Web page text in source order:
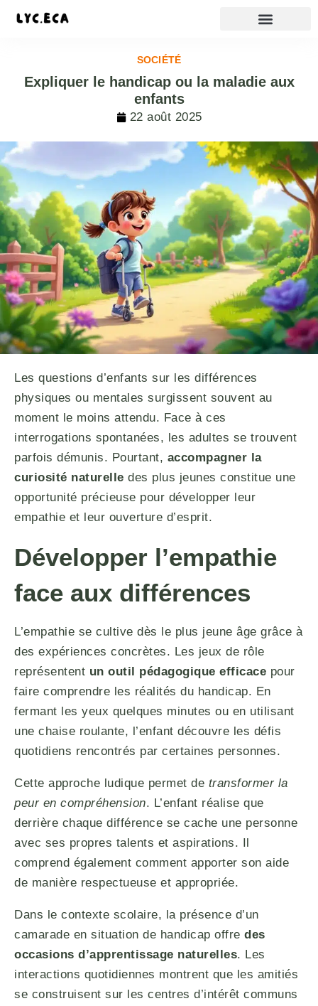
SOCIÉTÉ
Expliquer le handicap ou la maladie aux
enfants
22 août 2025
Les questions d’enfants sur les différences
physiques ou mentales surgissent souvent au
moment le moins attendu. Face à ces
interrogations spontanées, les adultes se trouvent
parfois démunis. Pourtant, accompagner la
curiosité naturelle des plus jeunes constitue une
opportunité précieuse pour développer leur
empathie et leur ouverture d’esprit.
Développer l’empathie
face aux différences
L’empathie se cultive dès le plus jeune âge grâce à
des expériences concrètes. Les jeux de rôle
représentent un outil pédagogique efficace pour
faire comprendre les réalités du handicap. En
fermant les yeux quelques minutes ou en utilisant
une chaise roulante, l’enfant découvre les défis
quotidiens rencontrés par certaines personnes.
Cette approche ludique permet de transformer la
peur en compréhension. L’enfant réalise que
derrière chaque différence se cache une personne
avec ses propres talents et aspirations. Il
comprend également comment apporter son aide
de manière respectueuse et appropriée.
Dans le contexte scolaire, la présence d’un
camarade en situation de handicap offre des
occasions d’apprentissage naturelles. Les
interactions quotidiennes montrent que les amitiés
se construisent sur les centres d’intérêt communs